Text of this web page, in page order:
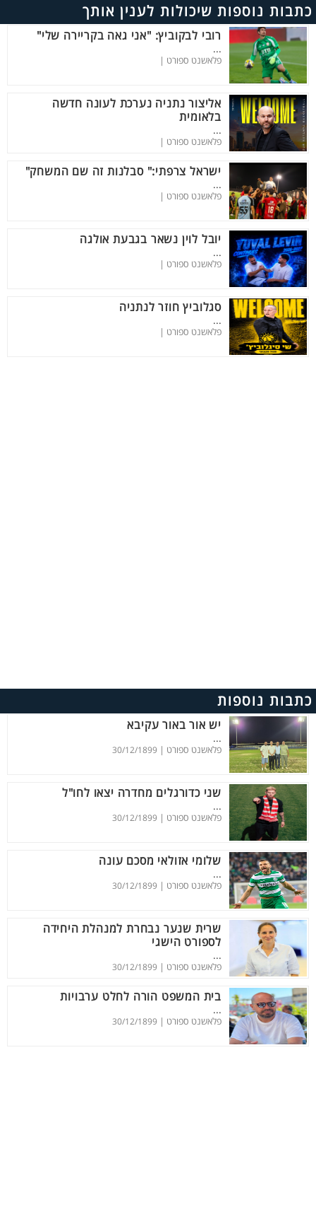
כתבות נוספות שיכולות לענין אותך
רובי לבקוביץ: "אני גאה בקריירה שלי"
...
פלאשנט ספורט |
אליצור נתניה נערכת לעונה חדשה
בלאומית
...
פלאשנט ספורט |
ישראל צרפתי:" סבלנות זה שם המשחק"
...
פלאשנט ספורט |
יובל לוין נשאר בגבעת אולגה
...
פלאשנט ספורט |
סגלוביץ חוזר לנתניה
...
פלאשנט ספורט |
כתבות נוספות
יש אור באור עקיבא
...
פלאשנט ספורט | 30/12/1899
שני כדורגלים מחדרה יצאו לחו"ל
...
פלאשנט ספורט | 30/12/1899
שלומי אזולאי מסכם עונה
...
פלאשנט ספורט | 30/12/1899
שרית שנער נבחרת למנהלת היחידה
לספורט הישגי
...
פלאשנט ספורט | 30/12/1899
בית המשפט הורה לחלט ערבויות
...
פלאשנט ספורט | 30/12/1899